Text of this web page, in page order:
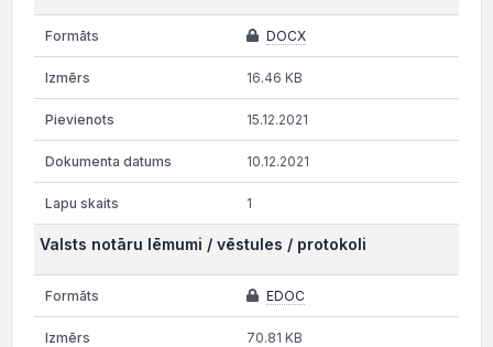
DOCX
16.46 KB
15.12.2021
10.12.2021
1
Valsts notāru lēmumi / vēstules / protokoli
EDOC
70.81 KB